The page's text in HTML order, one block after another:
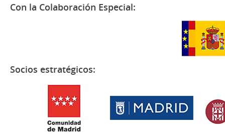
Con la Colaboración Especial:
Socios estratégicos: